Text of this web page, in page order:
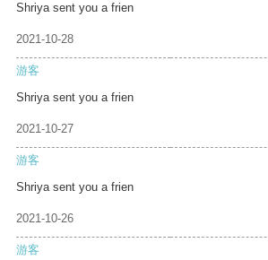
Shriya sent you a frien
2021-10-28
游客
Shriya sent you a frien
2021-10-27
游客
Shriya sent you a frien
2021-10-26
游客